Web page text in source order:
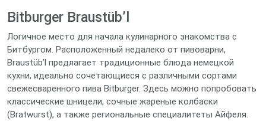
Bitburger Braustüb’l
Логичное место для начала кулинарного знакомства с
Битбургом. Расположенный недалеко от пивоварни,
Braustüb’l предлагает традиционные блюда немецкой
кухни, идеально сочетающиеся с различными сортами
свежесваренного пива Bitburger. Здесь можно попробовать
классические шницели, сочные жареные колбаски
(Bratwurst), а также региональные специалитеты Айфеля.